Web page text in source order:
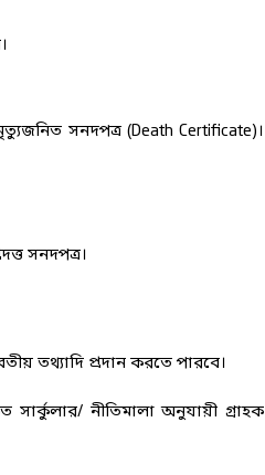
সনদপত্র (Death Certificate)।
সনদপত্র।
তথ্যাদি প্রদান করতে পারবে।
সার্কুলার/ নীতিমালা অনুযায়ী গ্রাহক